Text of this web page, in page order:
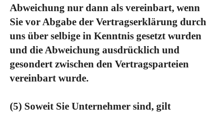
Abweichung nur dann als vereinbart, wenn
Sie vor Abgabe der Vertragserklärung durch
uns über selbige in Kenntnis gesetzt wurden
und die Abweichung ausdrücklich und
gesondert zwischen den Vertragsparteien
vereinbart wurde.
(5) Soweit Sie Unternehmer sind, gilt